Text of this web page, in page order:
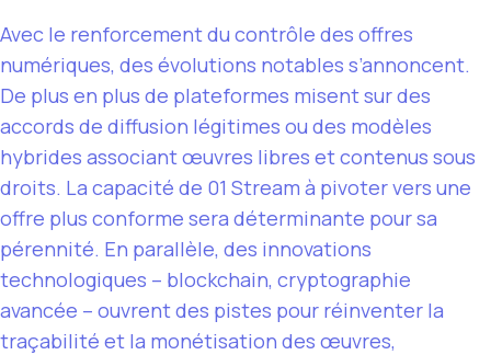
Avec le renforcement du contrôle des offres
numériques, des évolutions notables s’annoncent.
De plus en plus de plateformes misent sur des
accords de diffusion légitimes ou des modèles
hybrides associant œuvres libres et contenus sous
droits. La capacité de 01 Stream à pivoter vers une
offre plus conforme sera déterminante pour sa
pérennité. En parallèle, des innovations
technologiques – blockchain, cryptographie
avancée – ouvrent des pistes pour réinventer la
traçabilité et la monétisation des œuvres,